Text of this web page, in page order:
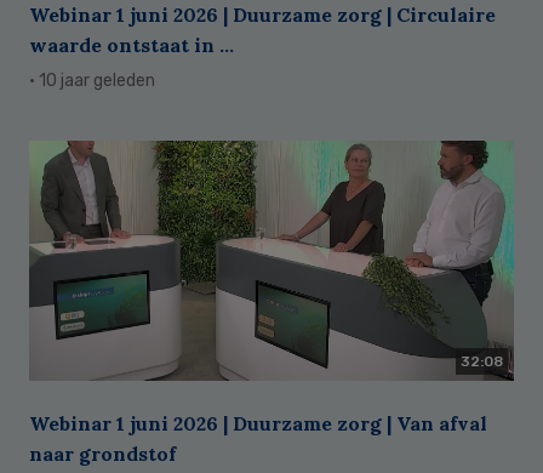
Webinar 1 juni 2026 | Duurzame zorg | Circulaire
waarde ontstaat in ...
· 10 jaar geleden
32:08
Webinar 1 juni 2026 | Duurzame zorg | Van afval
naar grondstof